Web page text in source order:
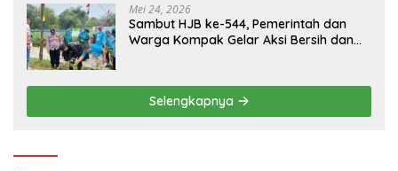
Mei 24, 2026
Sambut HJB ke-544, Pemerintah dan
Warga Kompak Gelar Aksi Bersih dan
Selengkapnya